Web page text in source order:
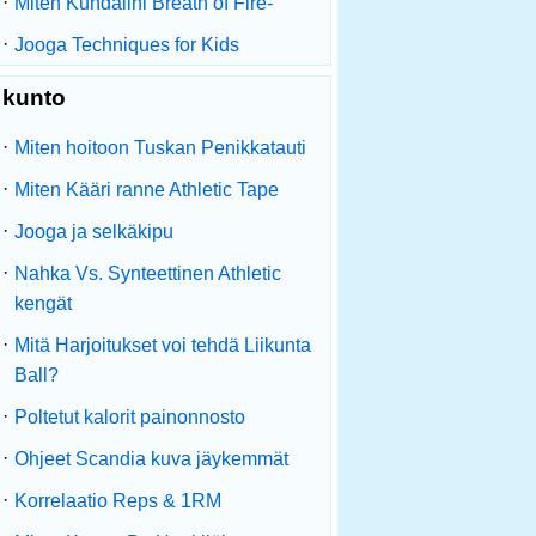
· Jooga Techniques for Kids
kunto
· Miten hoitoon Tuskan Penikkatauti
· Miten Kääri ranne Athletic Tape
· Jooga ja selkäkipu
· Nahka Vs. Synteettinen Athletic
kengät
· Mitä Harjoitukset voi tehdä Liikunta
Ball?
· Poltetut kalorit painonnosto
· Ohjeet Scandia kuva jäykemmät
· Korrelaatio Reps & 1RM